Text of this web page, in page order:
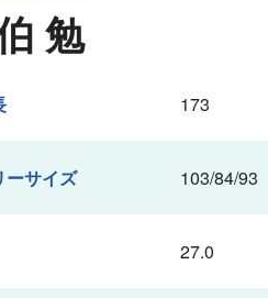
勉
173
ーサイズ 103/84/93
27.0